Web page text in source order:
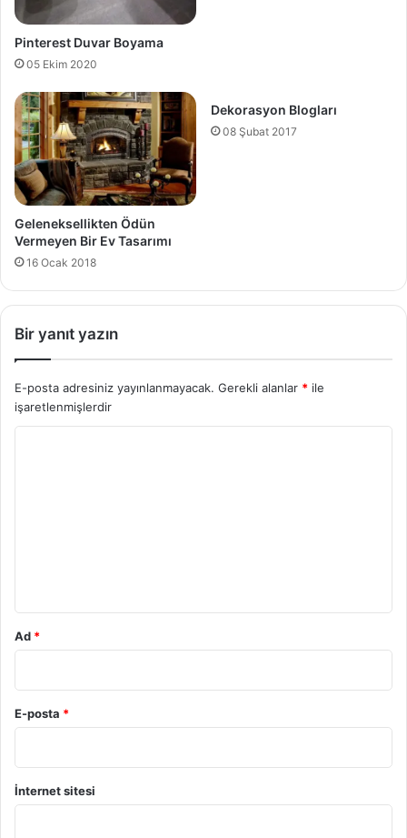
Pinterest Duvar Boyama
05 Ekim 2020
Geleneksellikten Ödün
Vermeyen Bir Ev Tasarımı
16 Ocak 2018
Dekorasyon Blogları
08 Şubat 2017
Bir yanıt yazın
E-posta adresiniz yayınlanmayacak. Gerekli alanlar * ile
işaretlenmişlerdir
Ad *
E-posta *
İnternet sitesi